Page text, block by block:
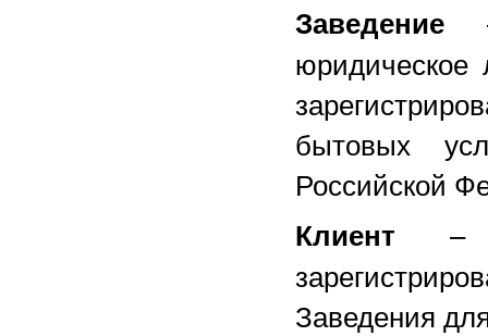
Заведение
юридическое
бытовых
Российской
Клиент –
Заведения